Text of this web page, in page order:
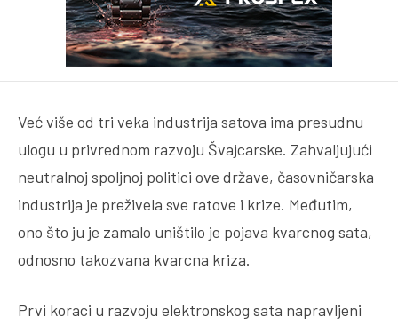
Već više od tri veka industrija satova ima presudnu
ulogu u privrednom razvoju Švajcarske. Zahvaljujući
neutralnoj spoljnoj politici ove države, časovničarska
industrija je preživela sve ratove i krize. Međutim,
ono što ju je zamalo uništilo je pojava kvarcnog sata,
odnosno takozvana kvarcna kriza.
Prvi koraci u razvoju elektronskog sata napravljeni